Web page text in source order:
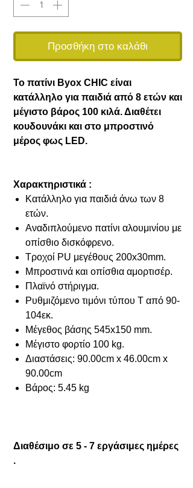
Προσθήκη στο καλάθι
Το πατίνι Byox CHIC είναι
κατάλληλο για παιδιά από 8 ετών και
μέγιστο βάρος 100 κιλά. Διαθέτει
κουδουνάκι και στο μπροστινό
μέρος φως LED.
Χαρακτηριστικά :
Κατάλληλο για παιδιά άνω των 8
ετών.
Αναδιπλούμενο πατίνι αλουμινίου με
οπίσθιο δισκόφρενο.
Τροχοί PU μεγέθους 200x30mm.
Μπροστινά και οπίσθια αμορτισέρ.
Πλαϊνό στήριγμα.
Ρυθμιζόμενο τιμόνι τύπου T από 90-
104εκ.
Μέγεθος βάσης 545x150 mm.
Μέγιστο φορτίο 100 kg.
Διαστάσεις: 90.00cm x 46.00cm x
90.00cm
Βάρος: 5.45 kg
Διαθέσιμο σε 5 - 7 εργάσιμες ημέρες
.